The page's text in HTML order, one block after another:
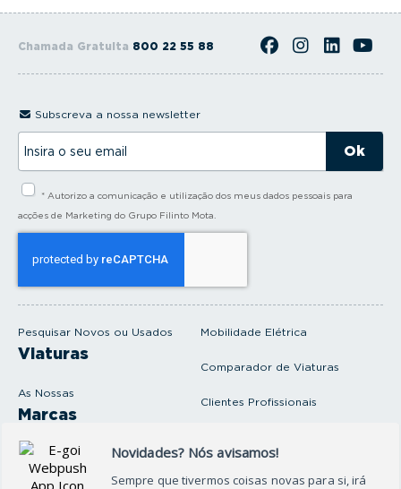
Chamada Gratuita 800 22 55 88
Pesquisar Novos ou Usados
Viaturas
As Nossas
Marcas
Produtos e serviços
Oficina
Mobilidade Elétrica
Comparador de Viaturas
Clientes Profissionais
Subscreva a nossa newsletter
s
* Autorizo a comunicação e utilização dos meus dados pessoais para
acções de Marketing do Grupo Filinto Mota.